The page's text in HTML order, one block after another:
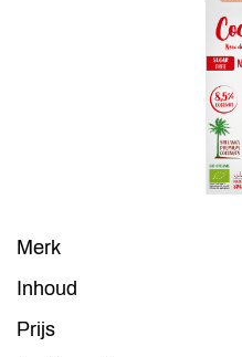
Merk
Inhoud
Prijs